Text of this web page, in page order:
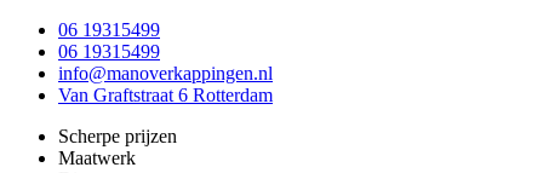
06 19315499
06 19315499
info@manoverkappingen.nl
Van Graftstraat 6 Rotterdam
Scherpe prijzen
Maatwerk